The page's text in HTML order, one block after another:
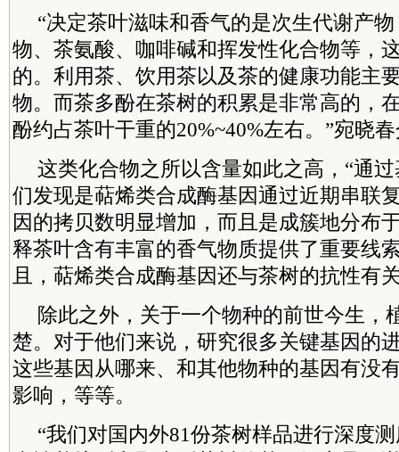
“决定茶叶滋味和香气的是次生代谢产
物、茶氨酸、咖啡碱和挥发性化合物等，
的。利用茶、饮用茶以及茶的健康功能主
物。而茶多酚在茶树的积累是非常高的，
酚约占茶叶干重的20%~40%左右。”宛晓
这类化合物之所以含量如此之高，“通
们发现是萜烯类合成酶基因通过近期串联
因的拷贝数明显增加，而且是成簇地分布
释茶叶含有丰富的香气物质提供了重要线
且，萜烯类合成酶基因还与茶树的抗性有
除此之外，关于一个物种的前世今生，
楚。对于他们来说，研究很多关键基因的
这些基因从哪来、和其他物种的基因有没
影响，等等。
“我们对国内外81份茶树样品进行深度